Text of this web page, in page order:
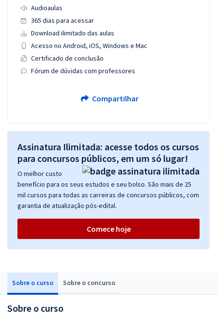
Sobre o curso Sobre o concurso
Sobre o curso
Audioaulas
365 dias para acessar
Download ilimitado das aulas
Acesso no Android, iOS, Windows e Mac
Certificado de conclusão
Fórum de dúvidas com professores
Compartilhar
Assinatura Ilimitada: acesse todos os cursos
para concursos públicos, em um só lugar!
O melhor custo
benefício para os seus estudos e seu bolso. São mais de 25
mil cursos para todas as carreiras de concursos públicos, com
garantia de atualização pós-edital.
Comece hoje